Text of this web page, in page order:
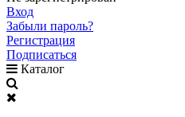
Вход
Забыли пароль?
Регистрация
Подписаться
Каталог